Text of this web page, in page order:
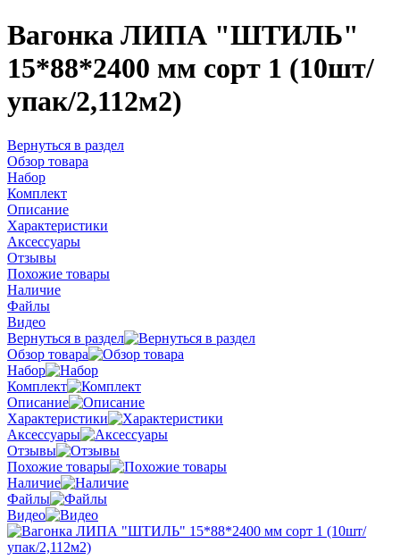
Вагонка ЛИПА "ШТИЛЬ"
15*88*2400 мм сорт 1 (10шт/
упак/2,112м2)
Вернуться в раздел
Обзор товара
Набор
Комплект
Описание
Характеристики
Аксессуары
Отзывы
Похожие товары
Наличие
Файлы
Видео
Вернуться в раздел
Обзор товара
Набор
Комплект
Описание
Характеристики
Аксессуары
Отзывы
Похожие товары
Наличие
Файлы
Видео